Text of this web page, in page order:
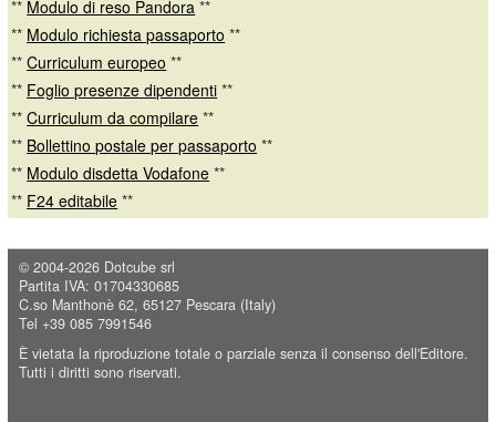
** Modulo di reso Pandora **
** Modulo richiesta passaporto **
**Curriculum europeo **
** Foglio presenze dipendenti **
**Curriculum da compilare **
** Bollettino postale per passaporto **
** Modulo disdetta Vodafone **
** F24 editabile **
© 2004-2026 Dotcube srl
Partita IVA: 01704330685
C.so Manthonè 62, 65127 Pescara (Italy)
Tel +39 085 7991546
È vietata la riproduzione totale o parziale senza il consenso dell'Editore.
Tutti i diritti sono riservati.